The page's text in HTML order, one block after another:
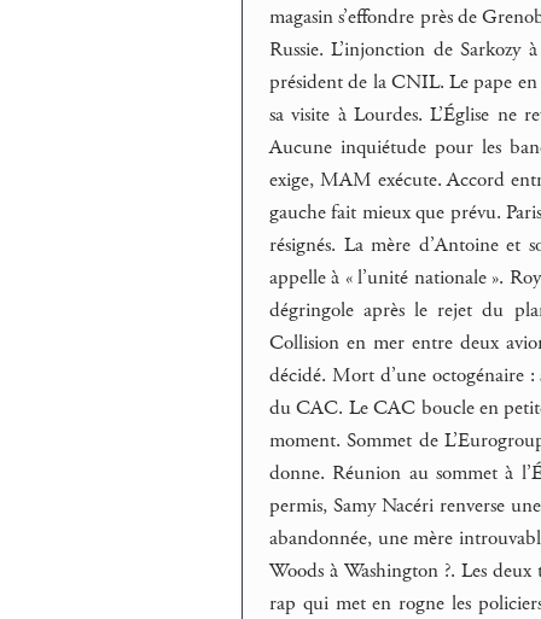
magasin s’effondre près de
Russie. L’injonction de
président de la CNIL. Le pape
sa visite à Lourdes. L’Église ne
Aucune inquiétude pour les
exige, MAM exécute. Accord
gauche fait mieux que prévu.
résignés. La mère d’Antoine et
appelle à « l’unité nationale ».
dégringole après le rejet du
Collision en mer entre deux
décidé. Mort d’une octogénaire
du CAC. Le CAC boucle en
moment. Sommet de
donne. Réunion au sommet à
permis, Samy Nacéri renverse
abandonnée, une mère
Woods à Washington ?. Les
rap qui met en rogne les